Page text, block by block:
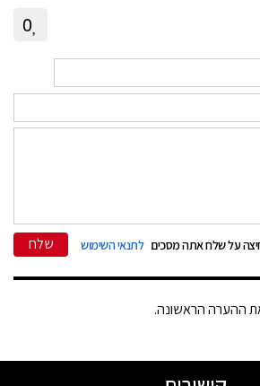
0
על שלח אתה מסכים לתנאי השימוש שלח
את ההערה הראשונה.